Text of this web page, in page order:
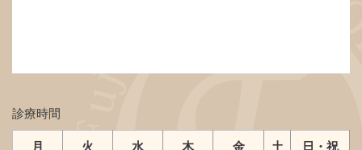
診療時間
月 火 水 木 金 土 日・祝